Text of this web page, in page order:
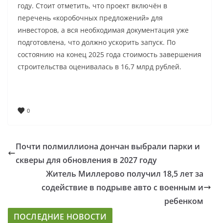
году. Стоит отметить, что проект включён в
перечень «коробочных предложений» для
инвесторов, а вся необходимая документация уже
подготовлена, что должно ускорить запуск. По
состоянию на конец 2025 года стоимость завершения
строительства оценивалась в 16,7 млрд рублей.
0
Почти полмиллиона дончан выбрали парки и
скверы для обновления в 2027 году
Житель Миллерово получил 18,5 лет за
содействие в подрыве авто с военным и
ребенком
ПОСЛЕДНИЕ НОВОСТИ